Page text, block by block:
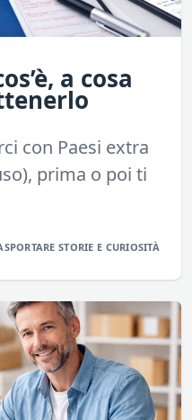
a cosa
con Paesi extra
prima o poi ti
STORIE E CURIOSITÀ